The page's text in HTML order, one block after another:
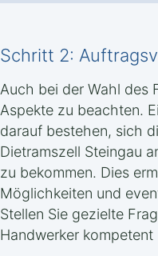
Schritt 2:
Auch bei der Wahl des
Aspekte zu beachten.
darauf bestehen, sich
Dietramszell Steingau
zu bekommen. Dies
Möglichkeiten und
Stellen Sie gezielte
Handwerker